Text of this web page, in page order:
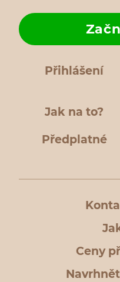
Přihlášení
Jak na to?
Předplatné
Ceny